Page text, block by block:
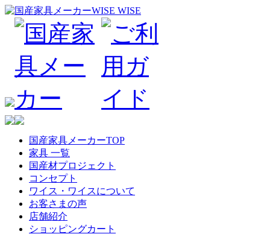
国産家具メーカーTOP
家具 一覧
国産材プロジェクト
コンセプト
ワイス・ワイスについて
お客さまの声
店舗紹介
ショッピングカート